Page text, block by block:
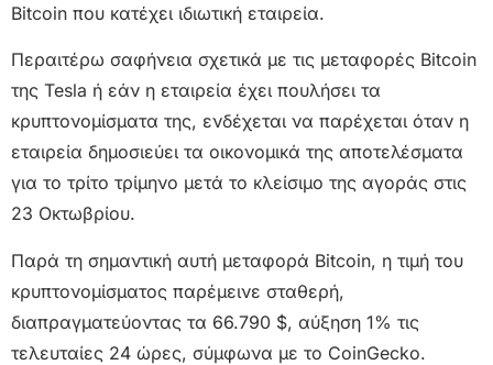
Bitcoin που κατέχει ιδιωτική εταιρεία.
Περαιτέρω σαφήνεια σχετικά με τις μεταφορές Bitcoin
της Tesla ή εάν η εταιρεία έχει πουλήσει τα
κρυπτονομίσματα της, ενδέχεται να παρέχεται όταν η
εταιρεία δημοσιεύει τα οικονομικά της αποτελέσματα
για το τρίτο τρίμηνο μετά το κλείσιμο της αγοράς στις
23 Οκτωβρίου.
Παρά τη σημαντική αυτή μεταφορά Bitcoin, η τιμή του
κρυπτονομίσματος παρέμεινε σταθερή,
διαπραγματεύοντας τα 66.790 $, αύξηση 1% τις
τελευταίες 24 ώρες, σύμφωνα με το CoinGecko.